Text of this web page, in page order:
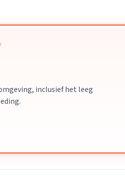
inclusief het leeg